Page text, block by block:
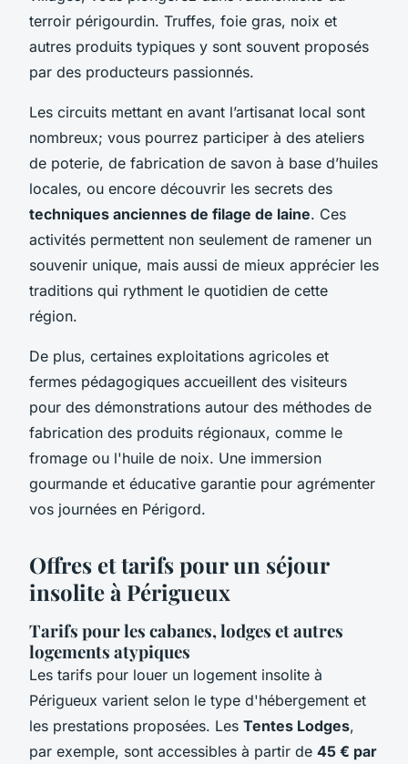
terroir périgourdin. Truffes, foie gras, noix et
autres produits typiques y sont souvent proposés
par des producteurs passionnés.
Les circuits mettant en avant l’artisanat local sont
nombreux; vous pourrez participer à des ateliers
de poterie, de fabrication de savon à base d’huiles
locales, ou encore découvrir les secrets des
techniques anciennes de filage de laine. Ces
activités permettent non seulement de ramener un
souvenir unique, mais aussi de mieux apprécier les
traditions qui rythment le quotidien de cette
région.
De plus, certaines exploitations agricoles et
fermes pédagogiques accueillent des visiteurs
pour des démonstrations autour des méthodes de
fabrication des produits régionaux, comme le
fromage ou l'huile de noix. Une immersion
gourmande et éducative garantie pour agrémenter
vos journées en Périgord.
Offres et tarifs pour un séjour
insolite à Périgueux
Tarifs pour les cabanes, lodges et autres
logements atypiques
Les tarifs pour louer un logement insolite à
Périgueux varient selon le type d'hébergement et
les prestations proposées. Les Tentes Lodges,
par exemple, sont accessibles à partir de 45 € par